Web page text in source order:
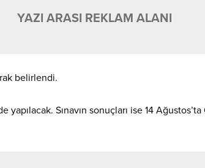
YAZI ARASI REKLAM ALANI
belirlendi.
yapılacak. Sınavın sonuçları ise 14